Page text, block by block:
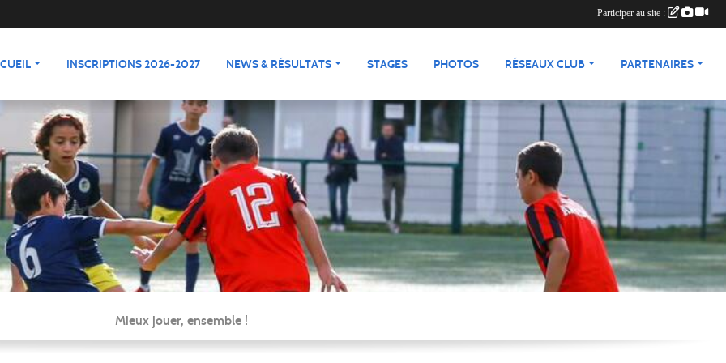
INSCRIPTIONS 2026-2027 NEWS & RÉSULTATS STAGES PHOTOS RÉSEAUX CLUB PARTENAIRES
Mieux jouer, ensemble !
Participer au site :